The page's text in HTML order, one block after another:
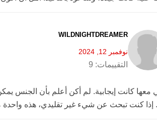
WILDNIGHTDREAMER
نوفمبر 12, 2024
التقييمات: 9
معها كانت إيجابية. لم أكن أعلم بأن الجنس
إذا كنت تبحث عن شيء غير تقليدي، هذه واحدة